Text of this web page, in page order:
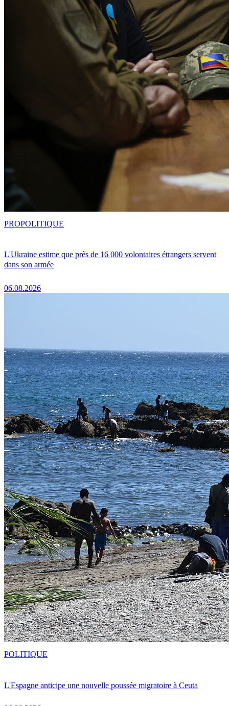
L'Ukraine estime que près de 16 000 volontaires étrangers servent
dans son armée
06.08.2026
PROPOLITIQUE
L'Espagne anticipe une nouvelle poussée migratoire à Ceuta
POLITIQUE